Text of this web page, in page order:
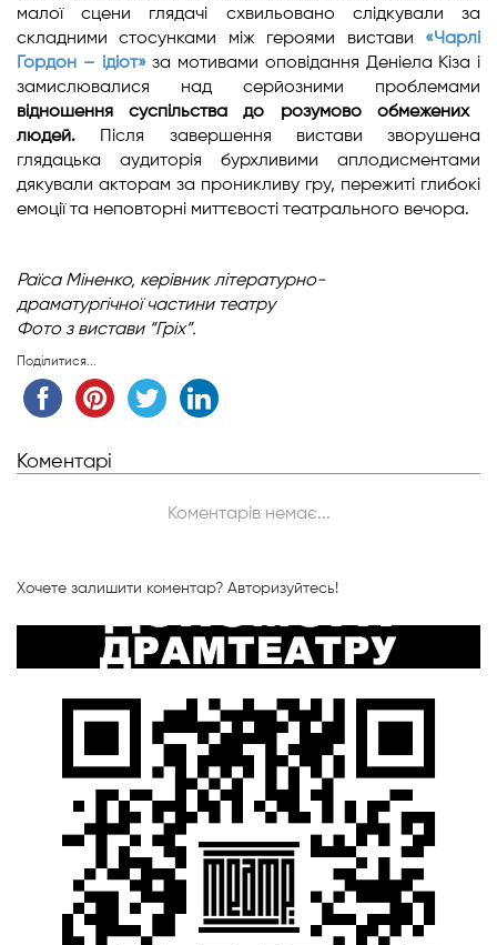
малої сцени глядачі схвильовано слідкували за
складними стосунками між героями вистави «Чарлі
Гордон – ідіот»за мотивами оповідання Деніела Кіза і
замислювалися над серйозними проблемами
відношення суспільства до розумово обмежених
людей.
Після завершення вистави зворушена
глядацька аудиторія бурхливими аплодисментами
дякували акторам за проникливу гру, пережиті глибокі
емоції та неповторні миттєвості театрального вечора.
Раїса Міненко, керівник літературно-
драматургічноїчастини театру
Фото з вистави “Гріх”.
Поділитися...
Коментарі
Коментарів немає...
Хочете залишити коментар? Авторизуйтесь!